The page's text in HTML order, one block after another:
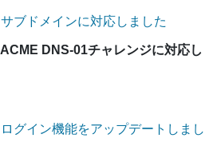
サブドメインに対応しました
ACME DNS-01チャレンジに対応し
ログイン機能をアップデートしまし